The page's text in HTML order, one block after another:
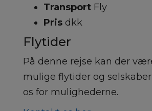
Transport Fly
Pris dkk
Flytider
På denne rejse kan der
mulige flytider og
os for mulighederne.